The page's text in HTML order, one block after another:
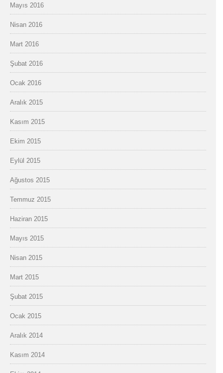
Mayıs 2016
Nisan 2016
Mart 2016
Şubat 2016
Ocak 2016
Aralık 2015
Kasım 2015
Ekim 2015
Eylül 2015
Ağustos 2015
Temmuz 2015
Haziran 2015
Mayıs 2015
Nisan 2015
Mart 2015
Şubat 2015
Ocak 2015
Aralık 2014
Kasım 2014